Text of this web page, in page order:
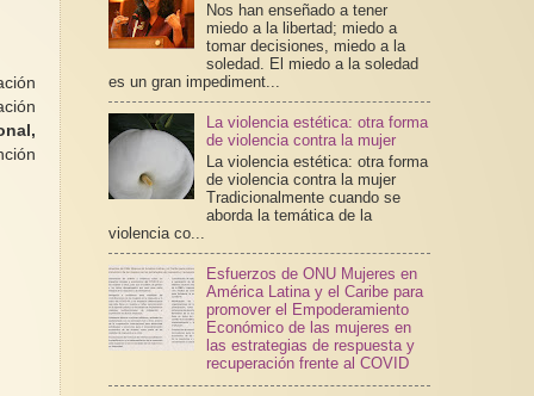
Nos han enseñado a tener
miedo a la libertad; miedo a
tomar decisiones, miedo a la
soledad. El miedo a la soledad
es un gran impediment...
La violencia estética: otra forma
de violencia contra la mujer
La violencia estética: otra forma
de violencia contra la mujer
Tradicionalmente cuando se
aborda la temática de la
violencia co...
Esfuerzos de ONU Mujeres en
América Latina y el Caribe para
promover el Empoderamiento
Económico de las mujeres en
las estrategias de respuesta y
recuperación frente al COVID